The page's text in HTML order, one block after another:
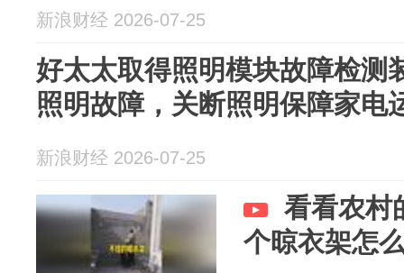
新浪财经 2026-07-25
好太太取得照明模块故障检测
照明故障，关断照明保障家电
新浪财经 2026-07-25
看看农村
个晾衣架怎